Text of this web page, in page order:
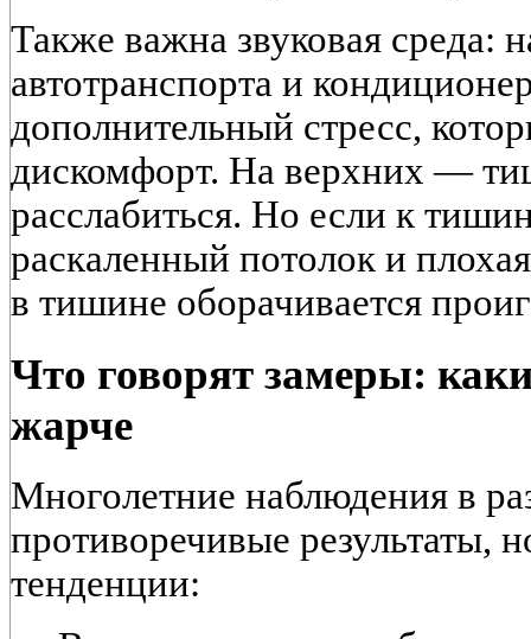
Также важна звуковая среда:
автотранспорта и
дополнительный стресс,
дискомфорт. На верхних —
расслабиться. Но если к
раскаленный потолок и
в тишине оборачивается
Что говорят замеры:
жарче
Многолетние наблюдения в
противоречивые результаты,
тенденции: